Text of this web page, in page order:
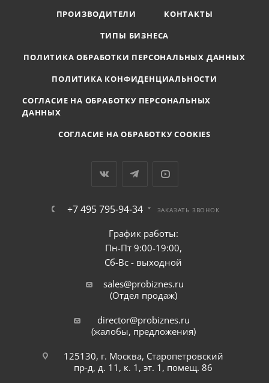
ПРОИЗВОДИТЕЛИ
КОНТАКТЫ
ТИПЫ БИЗНЕСА
ПОЛИТИКА ОБРАБОТКИ ПЕРСОНАЛЬНЫХ ДАННЫХ
ПОЛИТИКА КОНФИДЕНЦИАЛЬНОСТИ
СОГЛАСИЕ НА ОБРАБОТКУ ПЕРСОНАЛЬНЫХ
ДАННЫХ
СОГЛАСИЕ НА ОБРАБОТКУ COOKIES
+7 495 795-94-34 ЗАКАЗАТЬ ЗВОНОК
График работы:
Пн-Пт 9:00-19:00,
Сб-Вс - выходной
sales@probiznes.ru
(Отдел продаж)
director@probiznes.ru
(жалобы, предложения)
125130, г. Москва, Старопетровский
пр-д, д. 11, к. 1, эт. 1, помещ. 86